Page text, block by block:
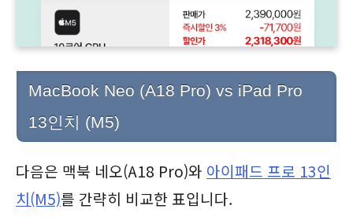
MacBook Neo (A18 Pro) vs iPad Pro
13인치 (M5)
다음은 맥북 네오(A18 Pro)와 아이패드 프로 13인
치(M5)를 간략히 비교한 표입니다.